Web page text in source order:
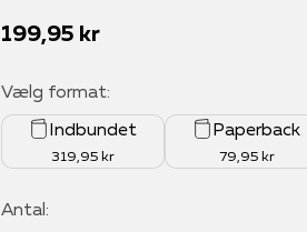
Salgspris
199,95 kr
Vælg format:
Indbundet
319,95 kr
Paperback
79,95 kr
Antal: